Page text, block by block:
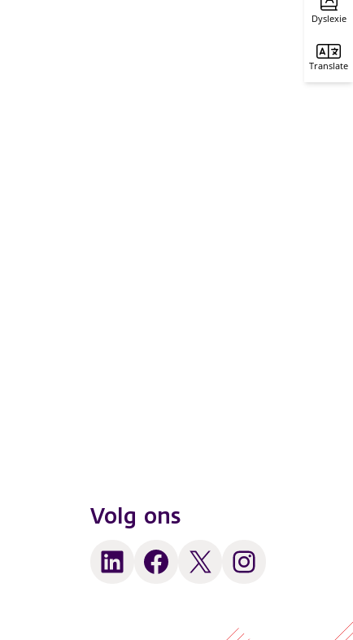
Dyslexie
Translate
Volg ons
LinkedIn Facebook X Instagram